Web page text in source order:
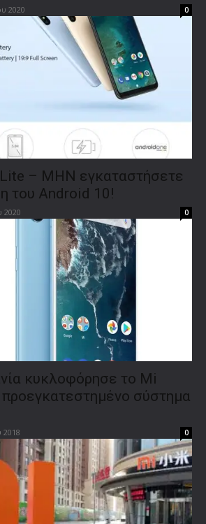
2020 0
– ΜΗΝ εγκαταστήσετε
του Android 10!
2020 0
κυκλοφόρησε το Mi
σύστημα
2018 0